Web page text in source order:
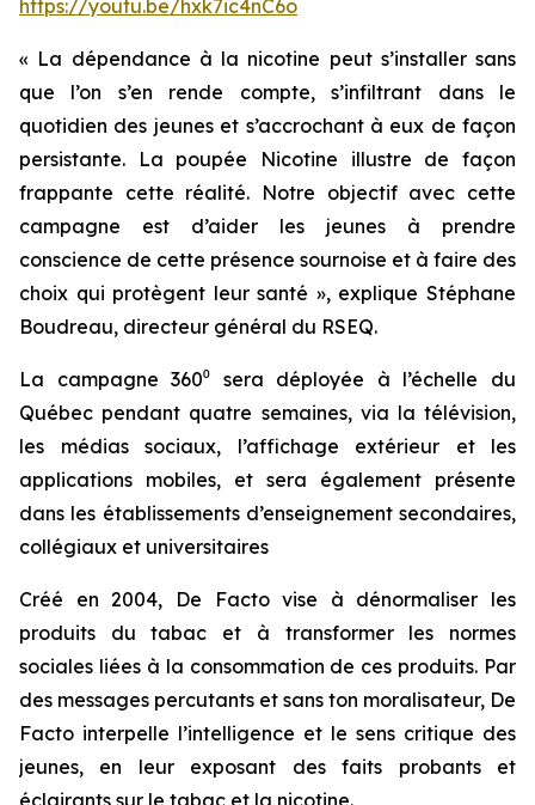
https://youtu.be/hxk7ic4nC6o
« La dépendance à la nicotine peut s’installer sans
que l’on s’en rende compte, s’infiltrant dans le
quotidien des jeunes et s’accrochant à eux de façon
persistante. La poupée Nicotine illustre de façon
frappante cette réalité. Notre objectif avec cette
campagne est d’aider les jeunes à prendre
conscience de cette présence sournoise et à faire des
choix qui protègent leur santé », explique Stéphane
Boudreau, directeur général du RSEQ.
La campagne 360⁰ sera déployée à l’échelle du
Québec pendant quatre semaines, via la télévision,
les médias sociaux, l’affichage extérieur et les
applications mobiles, et sera également présente
dans les établissements d’enseignement secondaires,
collégiaux et universitaires
Créé en 2004, De Facto vise à dénormaliser les
produits du tabac et à transformer les normes
sociales liées à la consommation de ces produits. Par
des messages percutants et sans ton moralisateur, De
Facto interpelle l’intelligence et le sens critique des
jeunes, en leur exposant des faits probants et
éclairants sur le tabac et la nicotine.